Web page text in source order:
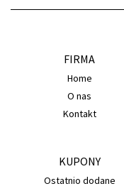
FIRMA
Home
O nas
Kontakt
KUPONY
Ostatnio dodane